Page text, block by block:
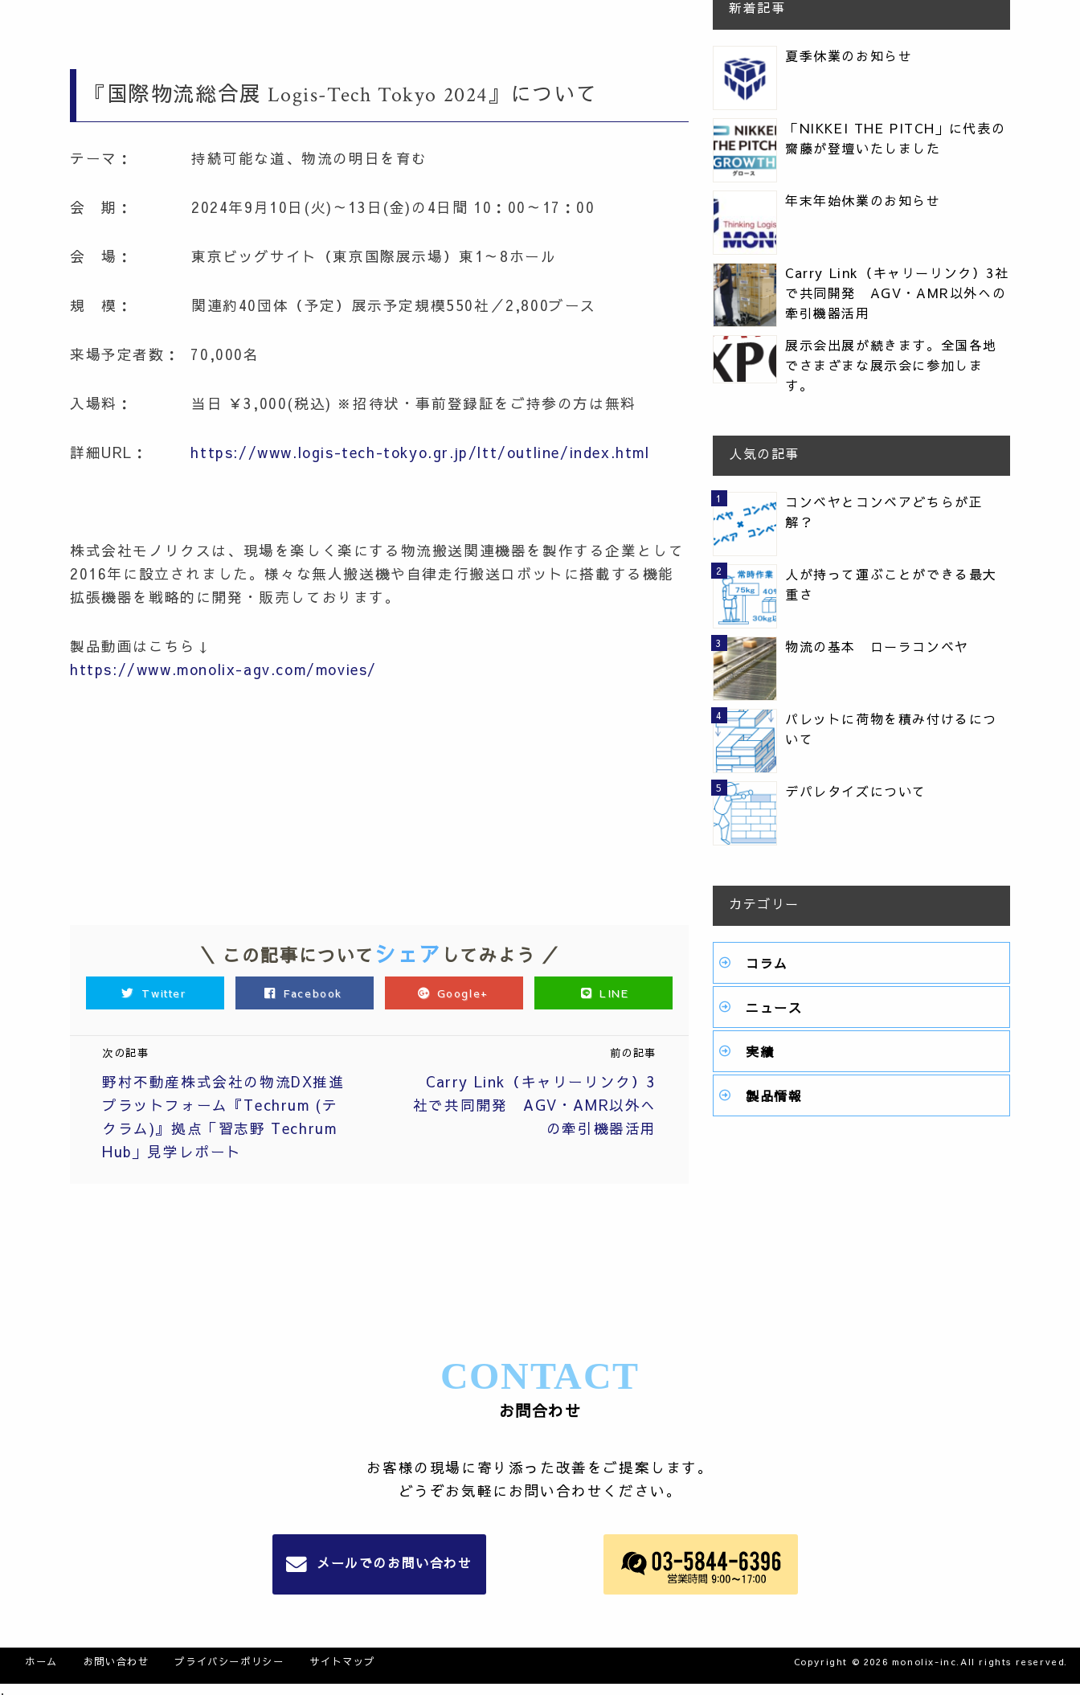
『国際物流総合展 Logis-Tech Tokyo 2024』について
テーマ： 持続可能な道、物流の明日を育む
会 期： 2024年9月10日(火)～13日(金)の4日間 10：00～17：00
会 場： 東京ビッグサイト（東京国際展示場）東1～8ホール
規 模： 関連約40団体（予定）展示予定規模550社／2,800ブース
来場予定者数： 70,000名
入場料： 当日 ￥3,000(税込) ※招待状・事前登録証をご持参の方は無料
詳細URL： https://www.logis-tech-tokyo.gr.jp/ltt/outline/index.html
株式会社モノリクスは、現場を楽しく楽にする物流搬送関連機器を製作する企業として
2016年に設立されました。様々な無人搬送機や自律走行搬送ロボットに搭載する機能
拡張機器を戦略的に開発・販売しております。
製品動画はこちら↓
https://www.monolix-agv.com/movies/
＼ この記事について シェア してみよう ／
Twitter Facebook Google+ LINE
次の記事
野村不動産株式会社の物流DX推進
プラットフォーム『Techrum (テ
クラム)』拠点「習志野 Techrum
Hub」見学レポート
前の記事
Carry Link（キャリーリンク）3
社で共同開発 AGV・AMR以外へ
の牽引機器活用
新着記事
夏季休業のお知らせ
「NIKKEI THE PITCH」に代表の
齋藤が登壇いたしました
年末年始休業のお知らせ
Carry Link（キャリーリンク）3社
で共同開発 AGV・AMR以外への
牽引機器活用
展示会出展が続きます。全国各地
でさまざまな展示会に参加しま
す。
人気の記事
コンベヤとコンベアどちらが正
解？
人が持って運ぶことができる最大
重さ
物流の基本 ローラコンベヤ
パレットに荷物を積み付けるにつ
いて
デパレタイズについて
カテゴリー
コラム
ニュース
実績
製品情報
CONTACT
お問合わせ
お客様の現場に寄り添った改善をご提案します。
どうぞお気軽にお問い合わせください。
メールでのお問い合わせ
ホーム お問い合わせ プライバシーポリシー サイトマップ Copyright © 2026 monolix-inc.All rights reserved.